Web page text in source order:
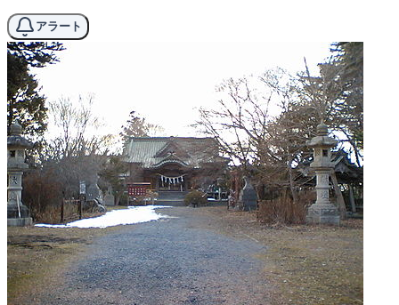
アラート